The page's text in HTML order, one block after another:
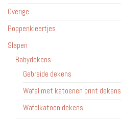
Overige
Poppenkleertjes
Slapen
Babydekens
Gebreide dekens
Wafel met katoenen print dekens
Wafelkatoen dekens